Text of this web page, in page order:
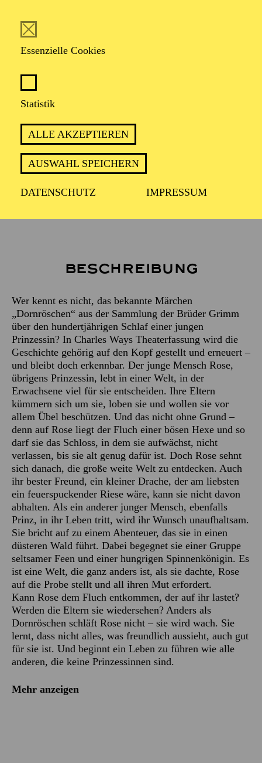
Essenzielle Cookies
Statistik
ALLE AKZEPTIEREN
AUSWAHL SPEICHERN
DATENSCHUTZ IMPRESSUM
MUT, SELBSTVERTRAUEN UND DAS
MITTELPUNKT DIESES MÄRCHENS
PREMIERE
15. November 2026
Empfohlen ab 6 Jahren
Beschreibung
Wer kennt es nicht, das bekannte Märchen
„Dornröschen“ aus der Sammlung der Brüder Grimm
über den hundertjährigen Schlaf einer jungen
Prinzessin? In Charles Ways Theaterfassung wird die
Geschichte gehörig auf den Kopf gestellt und erneuert –
und bleibt doch erkennbar. Der junge Mensch Rose,
übrigens Prinzessin, lebt in einer Welt, in der
Erwachsene viel für sie entscheiden. Ihre Eltern
kümmern sich um sie, loben sie und wollen sie vor
allem Übel beschützen. Und das nicht ohne Grund –
denn auf Rose liegt der Fluch einer bösen Hexe und so
darf sie das Schloss, in dem sie aufwächst, nicht
verlassen, bis sie alt genug dafür ist. Doch Rose sehnt
sich danach, die große weite Welt zu entdecken. Auch
ihr bester Freund, ein kleiner Drache, der am liebsten
ein feuerspuckender Riese wäre, kann sie nicht davon
abhalten. Als ein anderer junger Mensch, ebenfalls
Prinz, in ihr Leben tritt, wird ihr Wunsch unaufhaltsam.
Sie bricht auf zu einem Abenteuer, das sie in einen
düsteren Wald führt. Dabei begegnet sie einer Gruppe
seltsamer Feen und einer hungrigen Spinnenkönigin. Es
ist eine Welt, die ganz anders ist, als sie dachte, Rose
auf die Probe stellt und all ihren Mut erfordert.
Kann Rose dem Fluch entkommen, der auf ihr lastet?
Werden die Eltern sie wiedersehen? Anders als
Dornröschen schläft Rose nicht – sie wird wach. Sie
lernt, dass nicht alles, was freundlich aussieht, auch gut
für sie ist. Und beginnt ein Leben zu führen wie alle
anderen, die keine Prinzessinnen sind.
Mehr anzeigen